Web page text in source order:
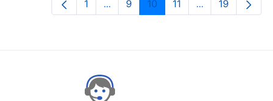
Páxina
1 ...Páxinas intermedias Use pestaña
Páxina
9 Páxina
10 Páxina
11 ...PáxinasPáxina
19